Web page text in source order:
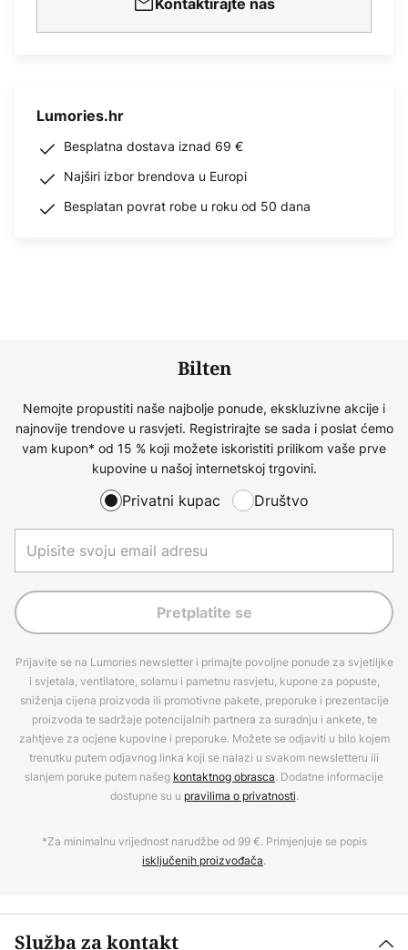
Kontaktirajte nas
Lumories.hr
Besplatna dostava iznad 69 €
Najširi izbor brendova u Europi
Besplatan povrat robe u roku od 50 dana
Bilten
Nemojte propustiti naše najbolje ponude, ekskluzivne akcije i
najnovije trendove u rasvjeti. Registrirajte se sada i poslat ćemo
vam kupon* od 15 % koji možete iskoristiti prilikom vaše prve
kupovine u našoj internetskoj trgovini.
Privatni kupac Društvo
Pretplatite se
Prijavite se na Lumories newsletter i primajte povoljne ponude za svjetiljke
i svjetala, ventilatore, solarnu i pametnu rasvjetu, kupone za popuste,
sniženja cijena proizvoda ili promotivne pakete, preporuke i prezentacije
proizvoda te sadržaje potencijalnih partnera za suradnju i ankete, te
zahtjeve za ocjene kupovine i preporuke. Možete se odjaviti u bilo kojem
trenutku putem odjavnog linka koji se nalazi u svakom newsletteru ili
slanjem poruke putem našeg kontaktnog obrasca. Dodatne informacije
dostupne su u pravilima o privatnosti.
*Za minimalnu vrijednost narudžbe od 99 €. Primjenjuje se popis
isključenih proizvođača.
Služba za kontakt